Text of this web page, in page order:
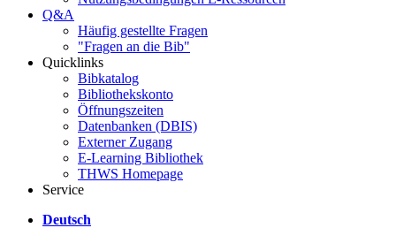
Q&A
Häufig gestellte Fragen
"Fragen an die Bib"
Quicklinks
Bibkatalog
Bibliothekskonto
Öffnungszeiten
Datenbanken (DBIS)
Externer Zugang
E-Learning Bibliothek
THWS Homepage
Service
Deutsch